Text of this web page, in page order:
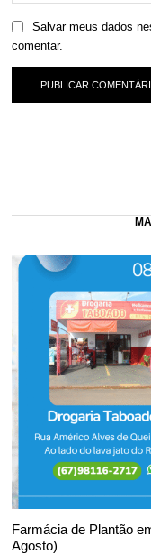
Salvar meus dados
comentar.
Farmácia de Plantão
Agosto)